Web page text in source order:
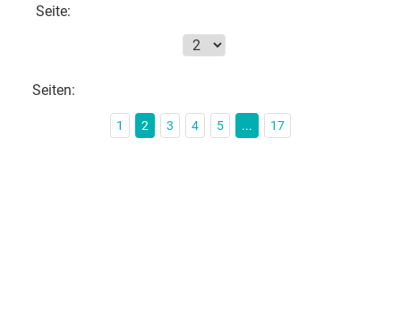
Seite:
Seiten:
1 2 3 4 5 ... 17